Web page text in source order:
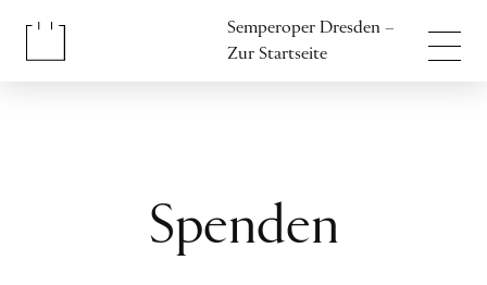
Semperoper Dresden –
Zur Startseite
Spenden